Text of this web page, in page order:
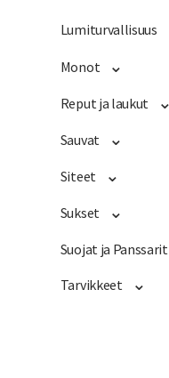
Lumiturvallisuus
Monot
Reput ja laukut
Sauvat
Siteet
Sukset
Suojat ja Panssarit
Tarvikkeet